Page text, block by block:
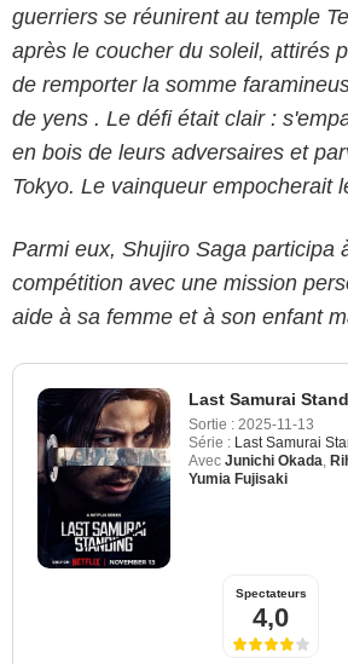
guerriers se réunirent au temple
après le coucher du soleil, attirés
de remporter la somme
de yens . Le défi était clair :
en bois de leurs adversaires et
Tokyo. Le vainqueur empocherait
Parmi eux, Shujiro Saga participa
compétition avec une mission
aide à sa femme et à son enfant
Last Samurai
Sortie : 2025-11-13
Série : Last Samurai
Avec Junichi Okada
Yumia Fujisaki
Spectateurs
4,0